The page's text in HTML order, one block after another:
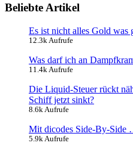
Beliebte Artikel
Es ist nicht alles Gold
12.3k Aufrufe
Was darf ich an
11.4k Aufrufe
Die Liquid-Steuer rückt
Schiff jetzt sinkt?
8.6k Aufrufe
Mit dicodes Side-By-Side
5.9k Aufrufe